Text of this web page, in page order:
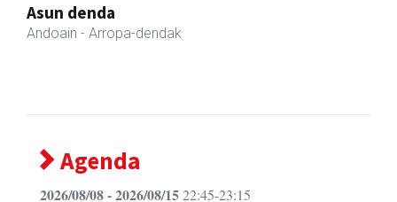
Ormazabal garraioak
Asteasu - Garraioak
Agenda
2026/08/08 - 2026/08/1522:45-23:15